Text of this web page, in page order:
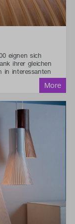
eignen sich
ihrer gleichen
in interessanten